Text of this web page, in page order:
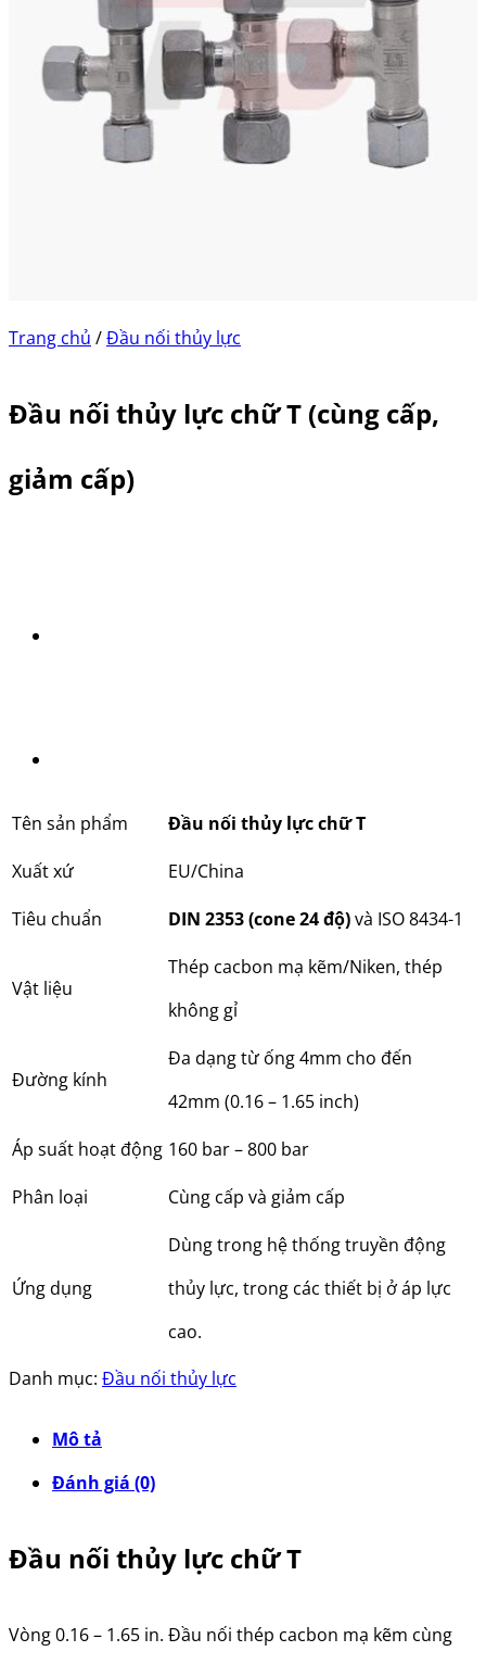
Trang chủ /Đầu nối thủy lực
Đầu nối thủy lực chữ T (cùng cấp,
giảm cấp)
Tên sản phẩm
Đầu nối thủy lực chữ T
Xuất xứ
EU/China
Tiêu chuẩn
DIN 2353 (cone 24 độ)và ISO 8434-1
Vật liệu
Thép cacbon mạ kẽm/Niken, thép
không gỉ
Đường kính
Đa dạng từ ống 4mm cho đến
42mm (0.16 – 1.65 inch)
Áp suất hoạt động 160 bar – 800 bar
Phân loại
Cùng cấp và giảm cấp
Ứng dụng
Dùng trong hệ thống truyền động
thủy lực, trong các thiết bị ở áp lực
cao.
Danh mục: Đầu nối thủy lực
Mô tả
Đánh giá (0)
Đầu nối thủy lực chữ T
Vòng 0.16 – 1.65 in. Đầu nối thép cacbon mạ kẽm cùng